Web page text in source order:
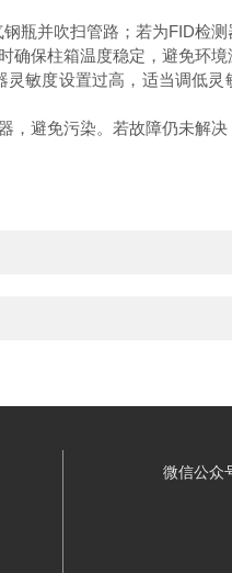
瓶并吹扫管路；若为FID检
保柱箱温度稳定，避免环境
敏度设置过高，适当调低灵
，避免污染。若故障仍未解
微信公众